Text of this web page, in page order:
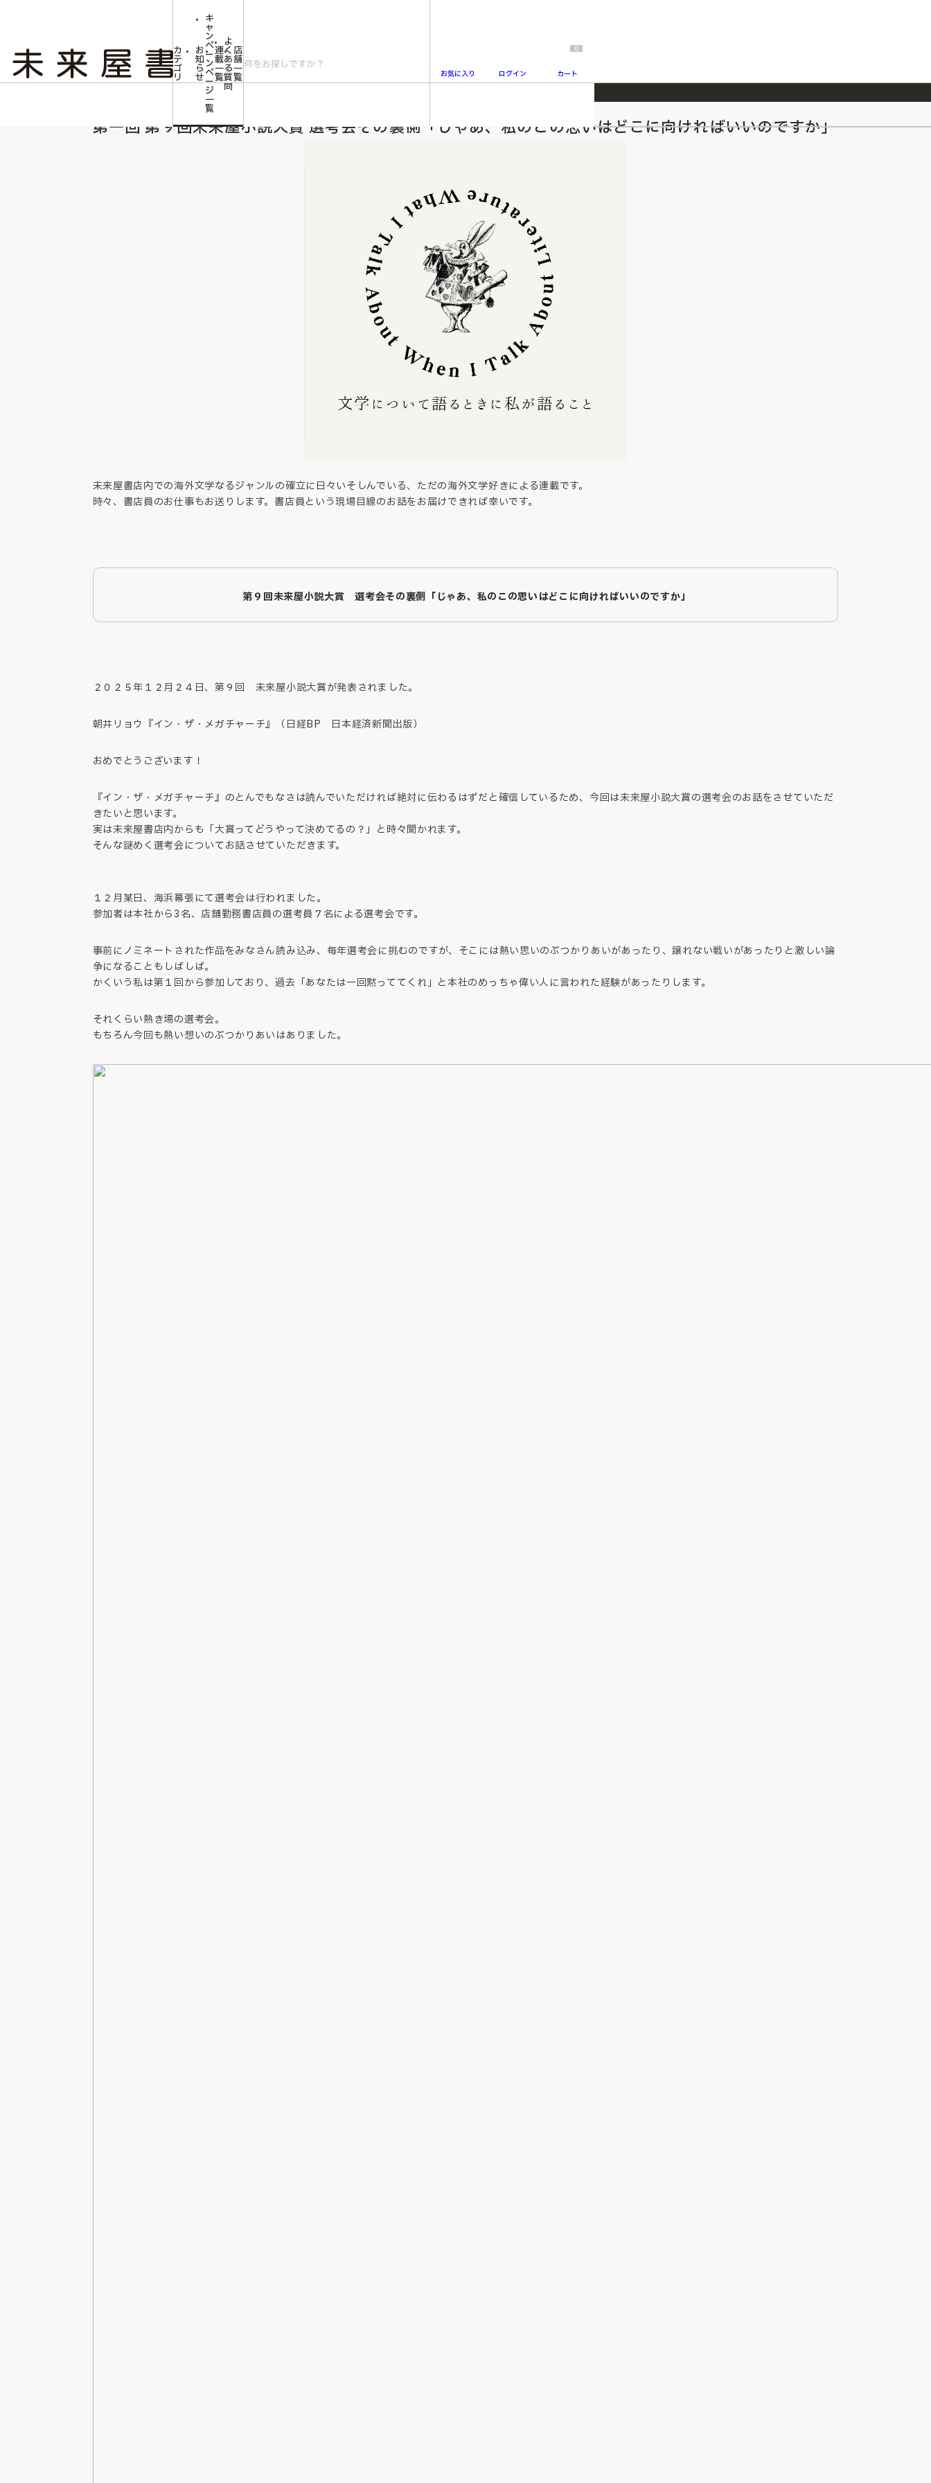
2026/7/23 『ONE PIECE magazine 021 ONE PIECEカード付き同梱版』発売延期のご案内
カ
テ
ゴ
リ
お
知
ら
せ
キ
ャ
ン
ペ
ー
ン
ペ
ー
ジ
一
覧
連
載
一
覧
よ
く
あ
る
質
問
店
舗
一
覧
お気に入り ログイン
0
カート
第一回 第９回未来屋小説大賞 選考会その裏側「じゃあ、私のこの思いはどこに向ければいいのですか」
第一回 第９回未来屋小説大賞 選考会その裏側「じゃあ、私のこの思いはどこに向ければいいのですか」
未来屋書店内での海外文学なるジャンルの確立に日々いそしんでいる、ただの海外文学好きによる連載です。
時々、書店員のお仕事もお送りします。書店員という現場目線のお話をお届けできれば幸いです。
第９回未来屋小説大賞 選考会その裏側「じゃあ、私のこの思いはどこに向ければいいのですか」
２０２５年１２月２４日、第９回 未来屋小説大賞が発表されました。
朝井リョウ『イン・ザ・メガチャーチ』（日経BP 日本経済新聞出版）
おめでとうございます！
『イン・ザ・メガチャーチ』のとんでもなさは読んでいただければ絶対に伝わるはずだと確信しているため、今回は未来屋小説大賞の選考会のお話をさせていただ
きたいと思います。
実は未来屋書店内からも「大賞ってどうやって決めてるの？」と時々聞かれます。
そんな謎めく選考会についてお話させていただきます。
１２月某日、海浜幕張にて選考会は行われました。
参加者は本社から3名、店舗勤務書店員の選考員７名による選考会です。
事前にノミネートされた作品をみなさん読み込み、毎年選考会に挑むのですが、そこには熱い思いのぶつかりあいがあったり、譲れない戦いがあったりと激しい論
争になることもしばしば。
かくいう私は第１回から参加しており、過去「あなたは一回黙っててくれ」と本社のめっちゃ偉い人に言われた経験があったりします。
それくらい熱き場の選考会。
もちろん今回も熱い想いのぶつかりあいはありました。